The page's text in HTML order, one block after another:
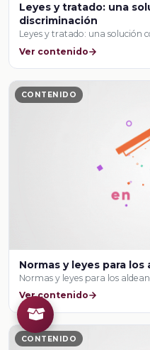
Leyes y tratado: una
discriminación
Leyes y tratado: una solución
Ver contenido
CONTENIDO
Normas y leyes para
Normas y leyes para los
Ver contenido
CONTENIDO